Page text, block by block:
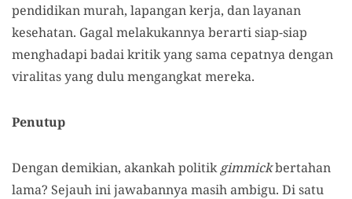
pendidikan murah, lapangan kerja, dan layanan
kesehatan. Gagal melakukannya berarti siap-siap
menghadapi badai kritik yang sama cepatnya dengan
viralitas yang dulu mengangkat mereka.
Penutup
Dengan demikian, akankah politikgimmickbertahan
lama? Sejauh ini jawabannya masih ambigu. Di satu